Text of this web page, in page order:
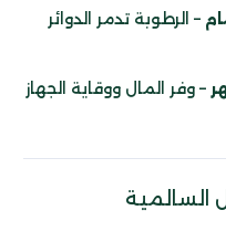
– الرطوبة تدمر الدوائر
– وفر المال ووقاية الجهاز
السالمية